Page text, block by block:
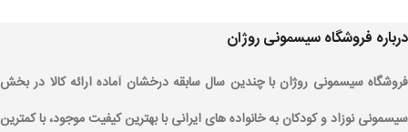
درباره فروشگاه سیسمونی روژان
فروشگاه سیسمونی روژان با چندین سال سابقه درخشان آماده ارائه کالا در بخش
سیسمونی نوزاد و کودکان به خانواده های ایرانی با بهترین کیفیت موجود، با کمترین